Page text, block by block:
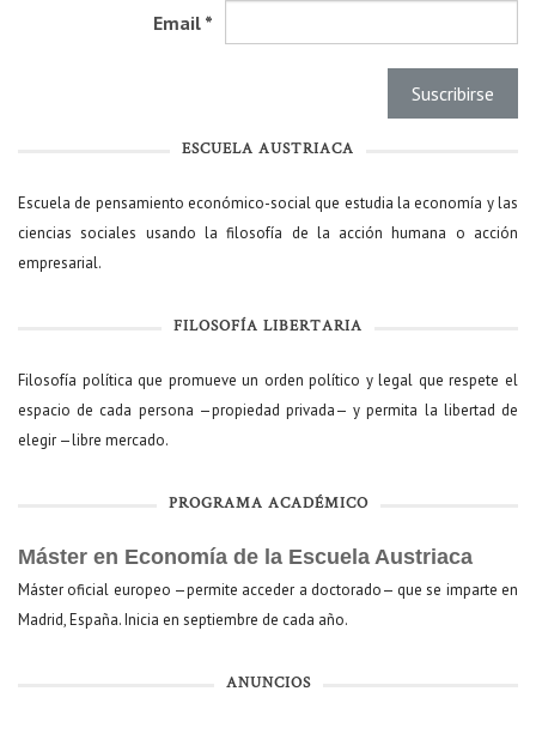
Email *
ESCUELA AUSTRIACA
Escuela de pensamiento económico-social que estudia la economía y las
ciencias sociales usando la filosofía de la acción humana o acción
empresarial.
FILOSOFÍA LIBERTARIA
Filosofía política que promueve un orden político y legal que respete el
espacio de cada persona —propiedad privada— y permita la libertad de
elegir —libre mercado.
PROGRAMA ACADÉMICO
Máster en Economía de la Escuela Austriaca
Máster oficial europeo —permite acceder a doctorado— que se imparte en
Madrid, España. Inicia en septiembre de cada año.
ANUNCIOS